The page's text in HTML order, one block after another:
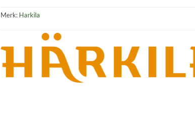
Merk: Harkila